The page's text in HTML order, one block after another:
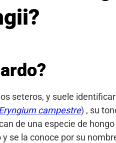
seteros, y suele
campestre) , su
de una especie de hongo
se la conoce por su